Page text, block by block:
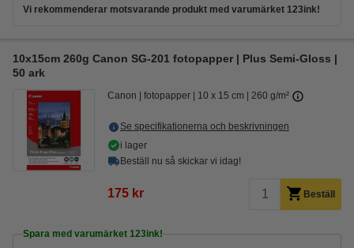
Vi rekommenderar motsvarande produkt med varumärket 123ink!
10x15cm 260g Canon SG-201 fotopapper | Plus Semi-Gloss |
50 ark
Canon fotopapper 10 x 15 cm 260 g/m²
Se specifikationerna och beskrivningen
i lager
Beställ nu så skickar vi idag!
175 kr Beställ
Spara med varumärket 123ink!